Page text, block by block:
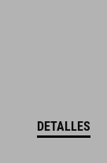
DETALLES